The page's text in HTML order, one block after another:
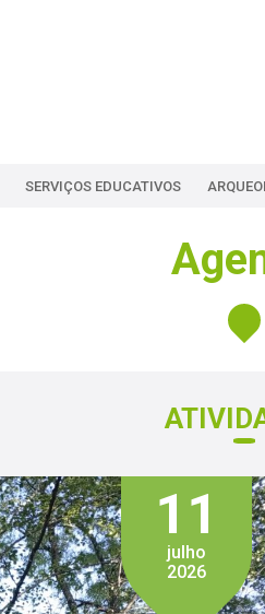
SERVIÇOS EDUCATIVOS
11
julho
2026